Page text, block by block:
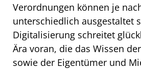
Verordnungen können je
unterschiedlich ausgestaltet
Digitalisierung schreitet
Ära voran, die das Wissen
sowie der Eigentümer und